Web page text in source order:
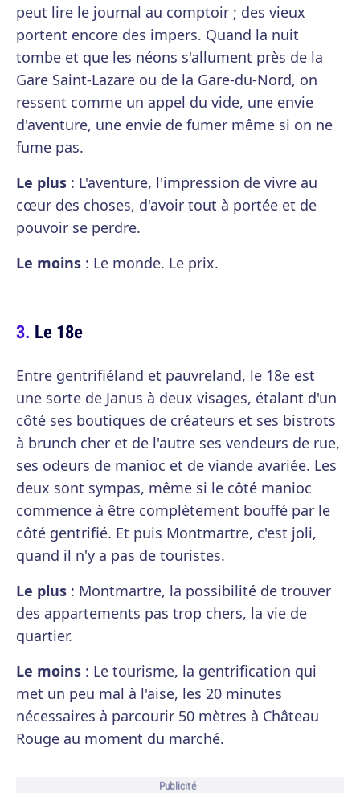
peut lire le journal au comptoir ; des vieux
portent encore des impers. Quand la nuit
tombe et que les néons s'allument près de la
Gare Saint-Lazare ou de la Gare-du-Nord, on
ressent comme un appel du vide, une envie
d'aventure, une envie de fumer même si on ne
fume pas.
Le plus : L'aventure, l'impression de vivre au
cœur des choses, d'avoir tout à portée et de
pouvoir se perdre.
Le moins : Le monde. Le prix.
Le 18e
Entre gentrifiéland et pauvreland, le 18e est
une sorte de Janus à deux visages, étalant d'un
côté ses boutiques de créateurs et ses bistrots
à brunch cher et de l'autre ses vendeurs de rue,
ses odeurs de manioc et de viande avariée. Les
deux sont sympas, même si le côté manioc
commence à être complètement bouffé par le
côté gentrifié. Et puis Montmartre, c'est joli,
quand il n'y a pas de touristes.
Le plus : Montmartre, la possibilité de trouver
des appartements pas trop chers, la vie de
quartier.
Le moins : Le tourisme, la gentrification qui
met un peu mal à l'aise, les 20 minutes
nécessaires à parcourir 50 mètres à Château
Rouge au moment du marché.
Publicité